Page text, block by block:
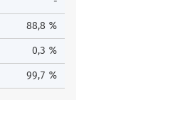
88,8 %
0,3 %
99,7 %